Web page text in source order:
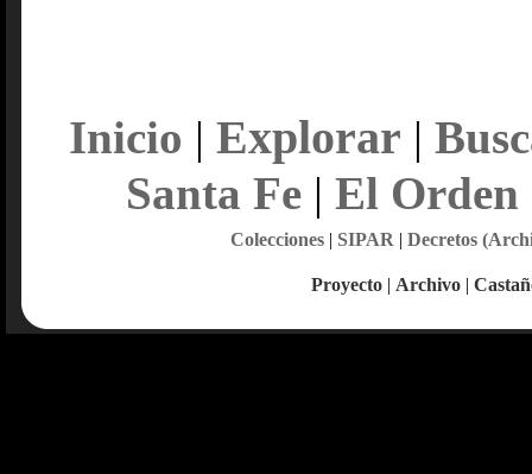
Inicio | Explorar |
Santa Fe| El Orden
Colecciones| SIPAR | Decretos
Proyecto | Archivo |